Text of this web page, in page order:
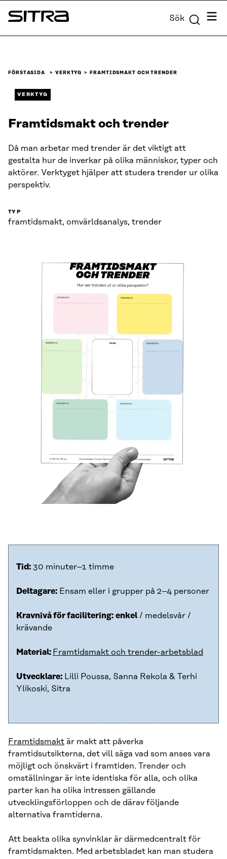
Skip to
content
Sitra Sök Meny
FÖRSTASIDA VERKTYG FRAMTIDSMAKT OCH TRENDER
VERKTYG
Framtidsmakt och trender
Då man arbetar med trender är det viktigt att
gestalta hur de inverkar på olika människor, typer och
aktörer. Verktyget hjälper att studera trender ur olika
perspektiv.
TYP
framtidsmakt, omvärldsanalys, trender
Tid: 30 minuter–1 timme
Deltagare: Ensam eller i grupper på 2–4 personer
Kravnivå för facilitering: enkel/ medelsvår /
krävande
Material: Framtidsmakt och trender-arbetsblad
Utvecklare: Lilli Poussa, Sanna Rekola & Terhi
Ylikoski, Sitra
Framtidsmakt är makt att påverka
framtidsutsikterna, det vill säga vad som anses vara
möjligt och önskvärt i framtiden. Trender och
omställningar är inte identiska för alla, och olika
parter kan ha olika intressen gällande
utvecklingsförloppen och de därav följande
alternativa framtiderna.
Att beakta olika synvinklar är därmedcentralt för
framtidsmakten. Med arbetsbladet kan man studera